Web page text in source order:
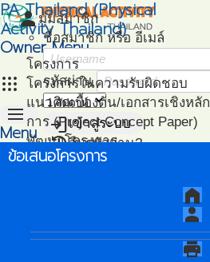
PA Thailand (Physical
Activity Thailand)
Owner Menu
apps
personมุมสมาชิก
ชื่อสมาชิก หรือ อีเมล์
รหัสผ่าน
loginเข้าสู่ระบบ
restoreลืมรหัสผ่าน?
menu
Menu
หน้า
โครงการ
โครงการในความรับผิดชอบ
แนวคิดเบื้องต้น/เอกสารเชิงหลัก
การ (Project Concept Paper)
พัฒนาโครงการ
(Project Development)
(Project Mapping)
ข้อเสนอโครงการ
home
person
print